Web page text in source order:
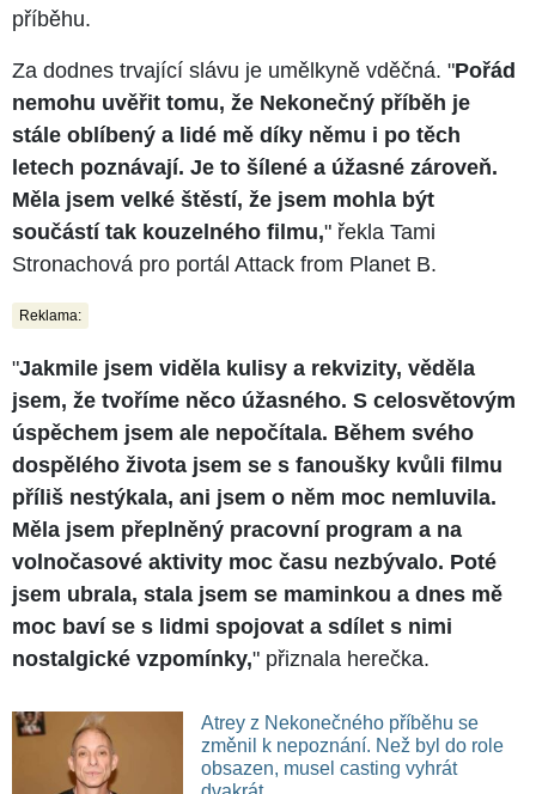
příběhu.
Za dodnes trvající slávu je umělkyně vděčná. "Pořád
nemohu uvěřit tomu, že Nekonečný příběh je
stále oblíbený a lidé mě díky němu i po těch
letech poznávají. Je to šílené a úžasné zároveň.
Měla jsem velké štěstí, že jsem mohla být
součástí tak kouzelného filmu," řekla Tami
Stronachová pro portál Attack from Planet B.
Reklama:
"Jakmile jsem viděla kulisy a rekvizity, věděla
jsem, že tvoříme něco úžasného. S celosvětovým
úspěchem jsem ale nepočítala. Během svého
dospělého života jsem se s fanoušky kvůli filmu
příliš nestýkala, ani jsem o něm moc nemluvila.
Měla jsem přeplněný pracovní program a na
volnočasové aktivity moc času nezbývalo. Poté
jsem ubrala, stala jsem se maminkou a dnes mě
moc baví se s lidmi spojovat a sdílet s nimi
nostalgické vzpomínky," přiznala herečka.
Atrey z Nekonečného příběhu se
změnil k nepoznání. Než byl do role
obsazen, musel casting vyhrát